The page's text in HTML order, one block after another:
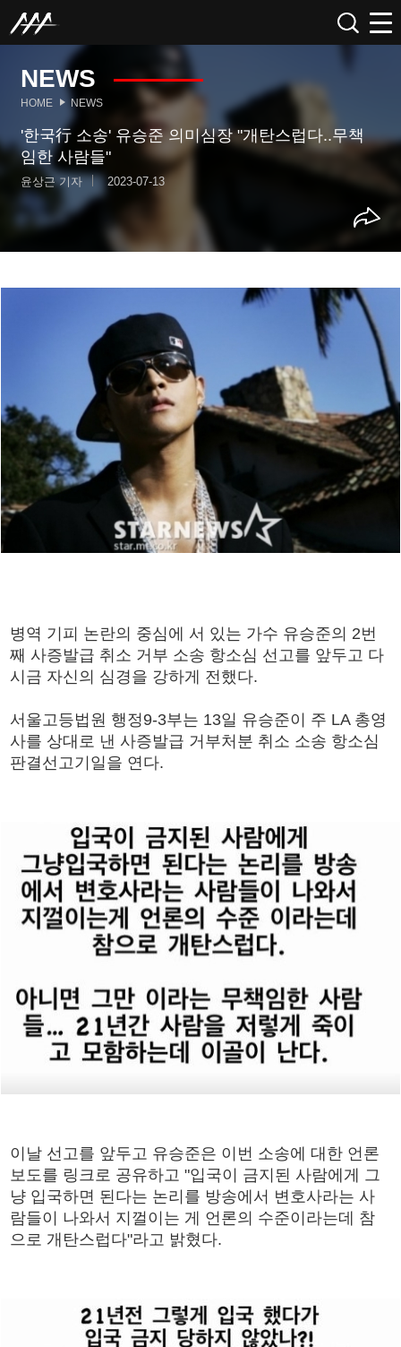
NEWS
HOME NEWS
'한국行 소송' 유승준 의미심장 "개탄스럽다..무책
임한 사람들"
윤상근 기자 2023-07-13
병역 기피 논란의 중심에 서 있는 가수 유승준의 2번
째 사증발급 취소 거부 소송 항소심 선고를 앞두고 다
시금 자신의 심경을 강하게 전했다.
서울고등법원 행정9-3부는 13일 유승준이 주 LA 총영
사를 상대로 낸 사증발급 거부처분 취소 소송 항소심
판결선고기일을 연다.
이날 선고를 앞두고 유승준은 이번 소송에 대한 언론
보도를 링크로 공유하고 "입국이 금지된 사람에게 그
냥 입국하면 된다는 논리를 방송에서 변호사라는 사
람들이 나와서 지껄이는 게 언론의 수준이라는데 참
으로 개탄스럽다"라고 밝혔다.